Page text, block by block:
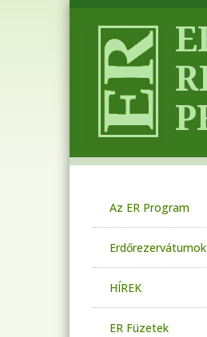
Az ER Program
Erdőrezervátumok
HÍREK
ER Füzetek